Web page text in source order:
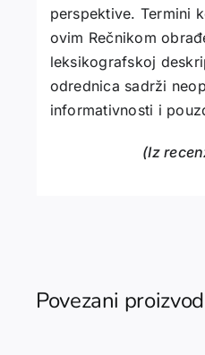
perspektive. Termini
ovim Rečnikom
leksikografskoj
odrednica sadrži
informativnosti i
(Iz
Povezani